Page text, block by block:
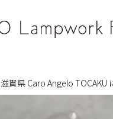
滋賀県 Caro Angelo TOCAKU